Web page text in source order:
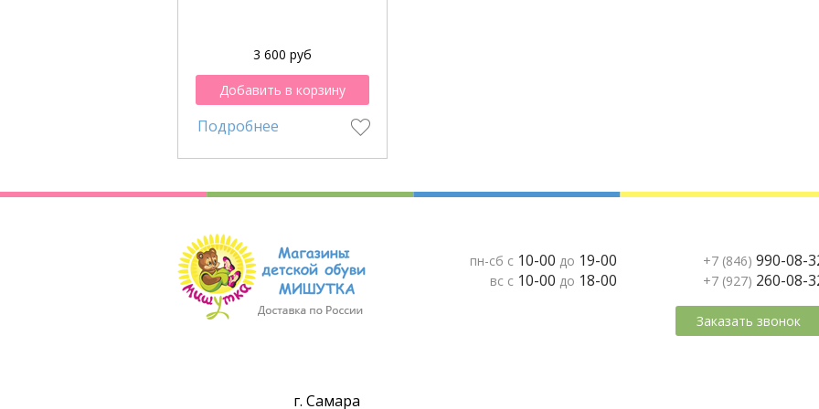
3 600 руб
Добавить в корзину
Подробнее
пн-сб с 10-00 до 19-00
вс с 10-00 до 18-00
+7 (846) 990-08-
+7 (927) 260-08-
Заказать звонок
г. Самара